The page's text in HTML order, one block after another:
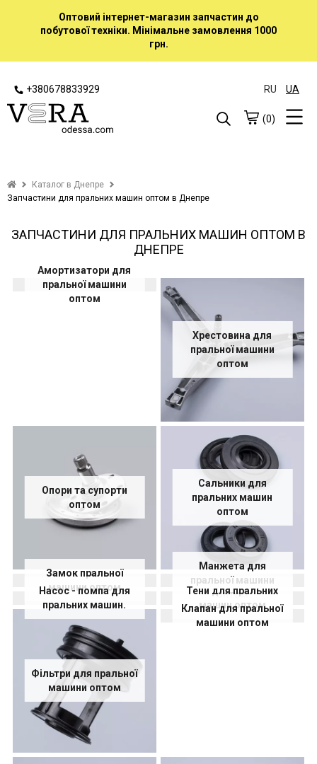
Оптовий інтернет-магазин запчастин до
побутової техніки. Мінімальне замовлення 1000
грн.
+380678833929 RU UA
(0)
Каталог в Днепре
Запчастини для пральних машин оптом в Днепре
ЗАПЧАСТИНИ ДЛЯ ПРАЛЬНИХ МАШИН ОПТОМ В
ДНЕПРЕ
Амортизатори для
пральної машини
оптом
Хрестовина для
пральної машини
оптом
Опори та супорти
оптом
Сальники для
пральних машин
оптом
Замок пральної
машини оптом
Манжета для
пральної машини
оптом
Насос - помпа для
пральних машин.
Тени для пральних
машин оптом
Фільтри для пральної
машини оптом
Клапан для пральної
машини оптом